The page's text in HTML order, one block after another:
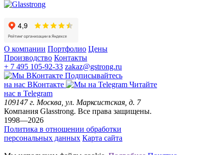
О компании Портфолио Цены
Производство Контакты
+ 7 495 105-92-33 zakaz@gstrong.ru
Подписывайтесь
на наc ВКонтакте
Читайте
нас в Telegram
109147 г. Москва ул. Марксистская, д. 7
Компания Glasstrong. Все права защищены.
1998—2026
Политика в отношении обработки
персональных данных Карта сайта